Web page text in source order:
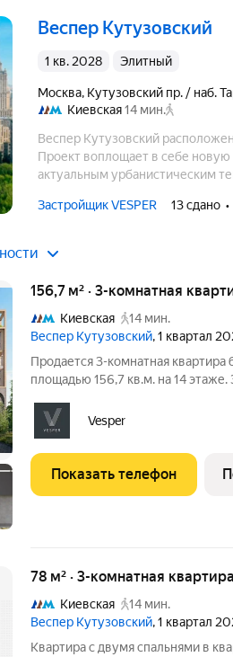
Веспер Кутузовский
1 кв. 2028 элитный
Киевская14 мин.
Москва, Кутузовский пр. / наб.
Веспер Кутузовский
Проект воплощает в себе
актуальным урбанистическим
Застройщик VESPER
13 сдано
156,7 м² · 3-комнатная
Киевская
14 мин.
Веспер Кутузовский, 1 квартал
Продается 3-комнатная
площадью 156,7 кв.м. на 14
расположен на Кутузовском
Vesper
Показать телефон
78 м² · 3-комнатная
Киевская
14 мин.
Веспер Кутузовский, 1 квартал
Квартира с двумя спальнями в